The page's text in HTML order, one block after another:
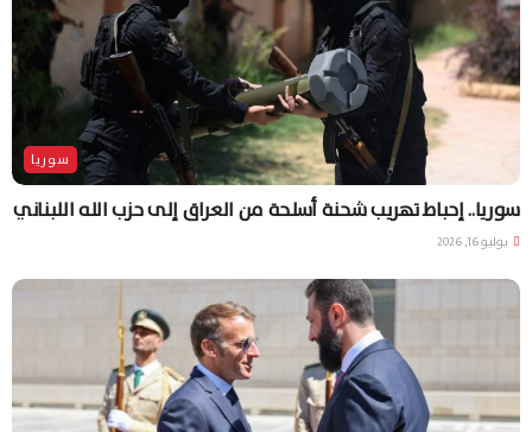
سوريا
سوريا.. إحباط تهريب شحنة أسلحة من العراق إلى حزب الله اللبناني
يوليو 16, 2026